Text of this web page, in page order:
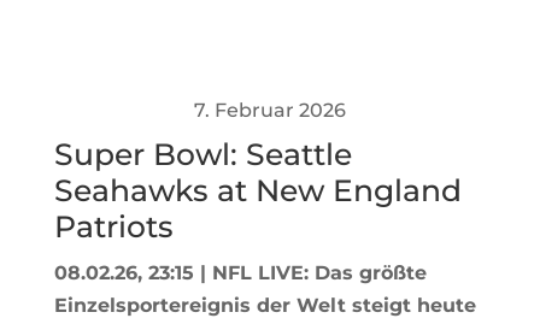
7. Februar 2026
Super Bowl: Seattle
Seahawks at New England
Patriots
08.02.26, 23:15 | NFL LIVE: Das größte
Einzelsportereignis der Welt steigt heute